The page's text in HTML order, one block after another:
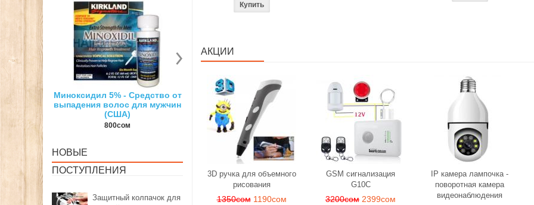
- Средство от
для мужчин
Суперсильный неодимовый
магнит
150сом
3D ручка для объемного
рисования
1350сом
Загуститель волос Toppik
27гр
Наборы
роз для
НОВЫЕ
ПОСТУПЛЕНИЯ
Защитный колпачок для
АКЦИИ
3D ручка для объемного
рисования
1350сом 1190сом
GSM сигнализация
G10C
3200сом 2399сом
IP камера лампочка -
поворотная камера
видеонаблюдения